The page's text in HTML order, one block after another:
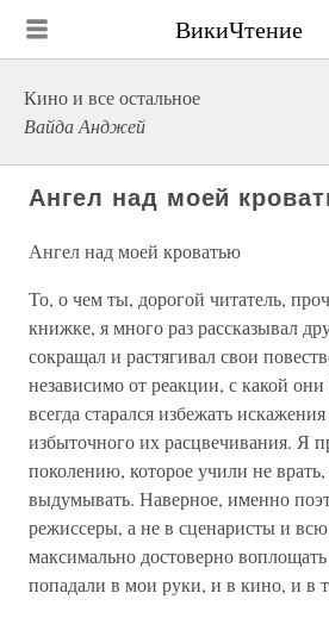
ВикиЧтение
Кино и все остальное
Вайда Анджей
Ангел над моей
Ангел над моей кроватью
То, о чем ты, дорогой читатель,
книжке, я много раз рассказывал
сокращал и растягивал свои
независимо от реакции, с какой
всегда старался избежать
избыточного их расцвечивания. Я
поколению, которое учили не
выдумывать. Наверное, именно
режиссеры, а не в сценаристы и
максимально достоверно
попадали в мои руки, и в кино, и в